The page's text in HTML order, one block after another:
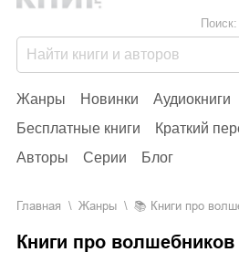
Жанры Новинки Аудиокниги
Бесплатные книги
Краткий
Авторы
Серии Блог
Поиск:
Главная Жанры Книги про
Книги про волшебников